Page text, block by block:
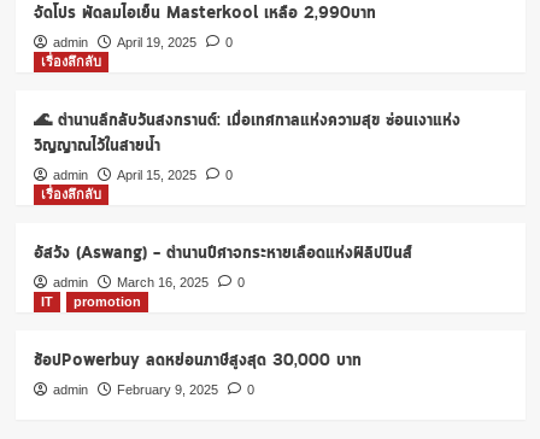
ปัง
ดึง
นัก
แสดง
หนุ่ม
ชื่อ
ดัง
วิน”
ร่วม
งาน
คอล
เล็ก
จัดโปร พัดลมไอเย็น Masterkool เหลือ 2,990บาท
admin April 19, 2025
0
เรื่องลึกลับ
🌊 ตำนานลึกลับวันสงกรานต์: เมื่อเทศกาลแห่งความสุข ซ่อนเงาแห่ง
วิญญาณไว้ในสายน้ำ
admin April 15, 2025
0
เรื่องลึกลับ
อัสวัง (Aswang) – ตำนานปีศาจกระหายเลือดแห่งฟิลิปปินส์
admin March 16, 2025
0
IT
promotion
ช้อปPowerbuy ลดหย่อนภาษีสูงสุด 30,000 บาท
admin February 9, 2025 0